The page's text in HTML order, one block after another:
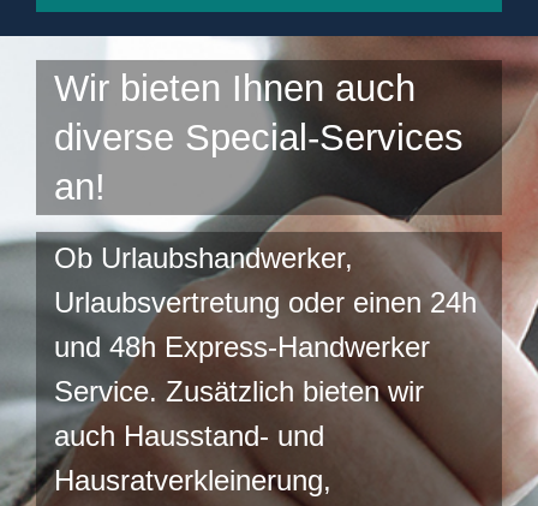
Wir bieten Ihnen auch
diverse Special-Services
an!
Ob Urlaubshandwerker,
Urlaubsvertretung oder einen 24h
und 48h Express-Handwerker
Service. Zusätzlich bieten wir
auch Hausstand- und
Hausratverkleinerung,